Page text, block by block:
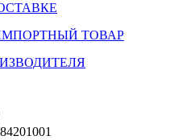
ТОВАР